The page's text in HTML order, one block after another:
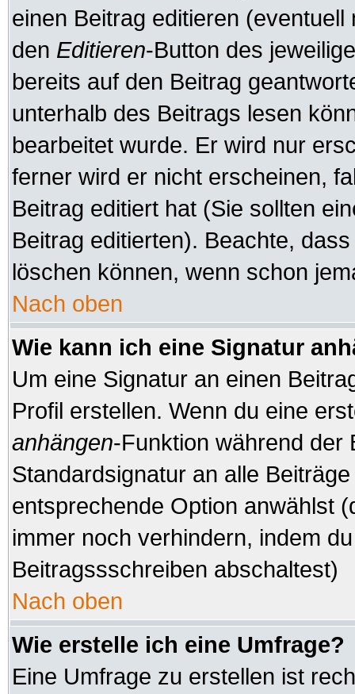
einen Beitrag editieren
den Editieren-Button des
bereits auf den Beitrag
unterhalb des Beitrags lesen
bearbeitet wurde. Er wird nur
ferner wird er nicht erscheinen,
Beitrag editiert hat (Sie sollten
Beitrag editierten). Beachte,
löschen können, wenn schon
Nach oben
Wie kann ich eine Signatur
Um eine Signatur an einen
Profil erstellen. Wenn du eine
anhängen-Funktion während der
Standardsignatur an alle
entsprechende Option anwählst
immer noch verhindern, indem
Beitragssschreiben abschaltest)
Nach oben
Wie erstelle ich eine Umfrage?
Eine Umfrage zu erstellen ist